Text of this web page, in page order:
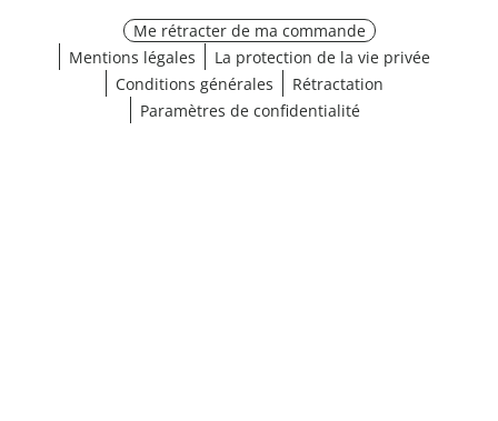
Me rétracter de ma commande
Mentions légales
La protection de la vie privée
Conditions générales
Rétractation
Paramètres de confidentialité